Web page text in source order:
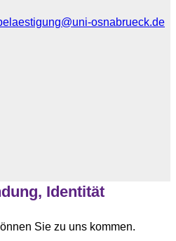
osnabrueck.de
Identität
Sie zu uns kommen.